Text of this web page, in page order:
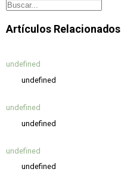
Artículos Relacionados
undefined
undefined
undefined
undefined
undefined
undefined